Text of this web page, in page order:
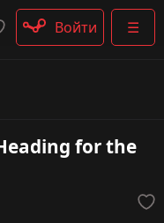
☰
Войти
for the